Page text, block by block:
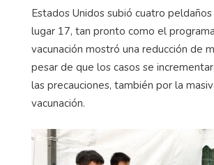
Estados Unidos subió cuatro
lugar 17, tan pronto como el
vacunación mostró una reducción de
pesar de que los casos se
las precauciones, también por la
vacunación.